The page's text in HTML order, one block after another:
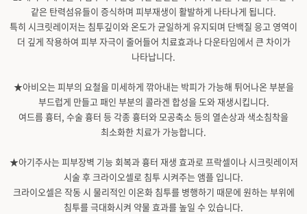
같은 탄력섬유들이 증식​하며 피부재생이 활발하게 나타나게 됩니다.
특히 시크릿레이저는 침투깊이와 온도가 균일하게 유지되며 단백질 응고 영역이
더 깊게 작용하여 피부 자극이 줄어들어 치료효과나 다운타임에서 큰 차이가
나타납니다.
★아비오는 피부의 요철을 미세하게 깎아내는 박피가 가능해 튀어나온 부분을
부드럽게 만들고 패인 부분의 콜라겐 합성을 도와 재생시킵니다.
여드름 흉터, 수술 흉터 등 각종 흉터와 모공축소 등의 열손상과 색소침착을
최소화한 치료가 가능합니다.
★아기주사는 피부장벽 기능 회복과 흉터 재생 효과로 프락셀이나 시크릿레이저
시술 후 크라이오셀로 침투 시켜주는 앰플 입니다.
크라이오셀은 작동 시 물리적인 이온화 침투를 병행하기 때문에 원하는 부위에
침투를 극대화시켜 약물 효과를 높일 수 있습니다.